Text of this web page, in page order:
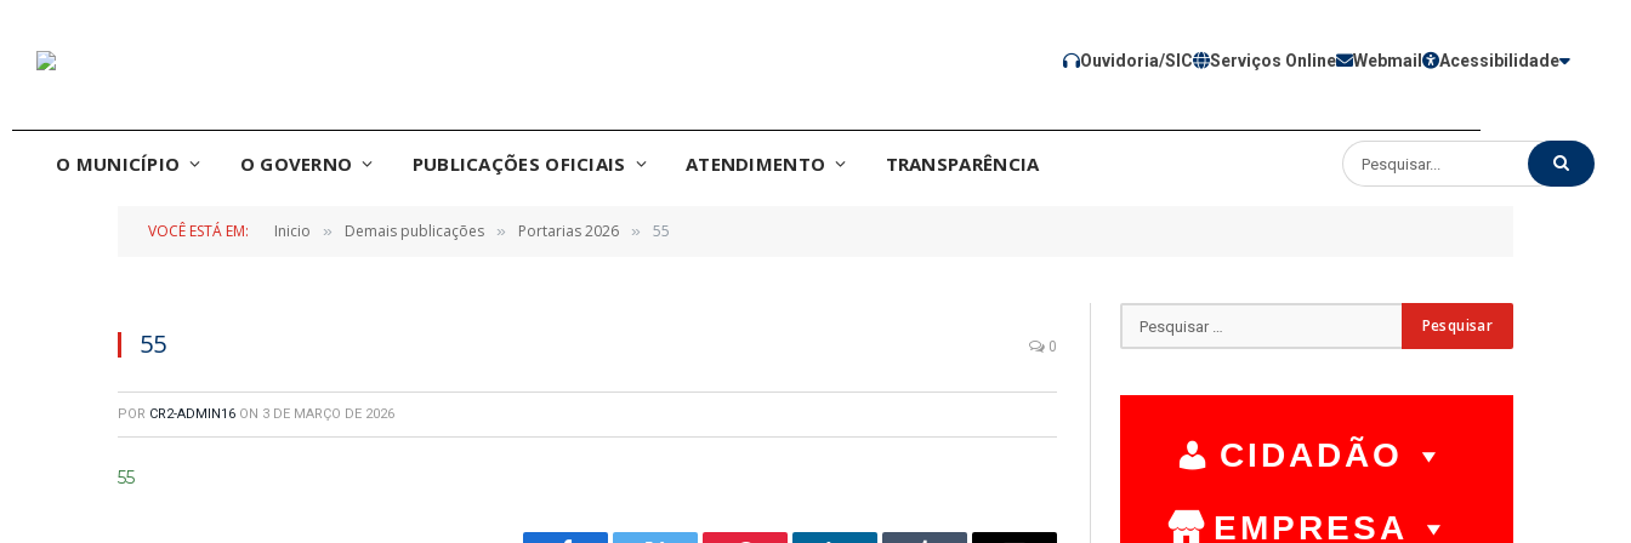
Ouvidoria/SIC Serviços Online Webmail Acessibilidade
O MUNICÍPIO O GOVERNO PUBLICAÇÕES OFICIAIS ATENDIMENTO TRANSPARÊNCIA
VOCÊ ESTÁ EM: Inicio » Demais publicações » Portarias 2026 » 55
55 0
POR CR2-ADMIN16 ON 3 DE MARÇO DE 2026
55
CIDADÃO
EMPRESA